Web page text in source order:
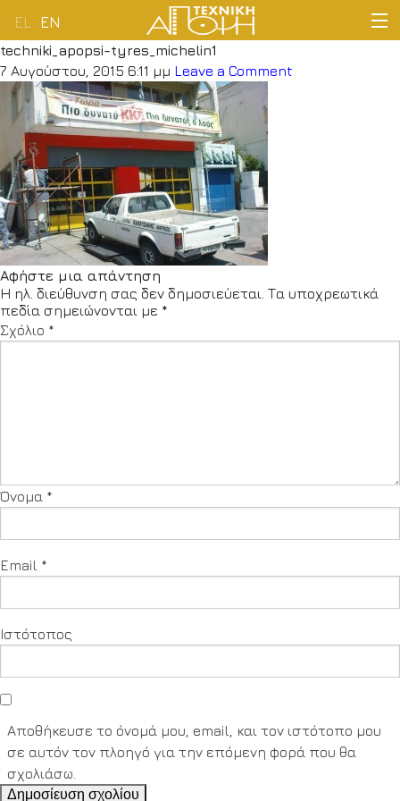
EL EN
ΑΡΧΙΚΗ
ΕΤΑΙΡΕΙΑ
ΔΡΑΣΤΗΡΙΟΤΗΤΕΣ
ΠΕΛΑΤΟΛΟΓΙΟ
ΝΕΑ
ΕΠΙΚΟΙΝΩΝΙΑ
techniki_apopsi-tyres_michelin1
7 Αυγούστου, 2015 6:11 μμ Leave a Comment
Αφήστε μια απάντηση
Η ηλ. διεύθυνση σας δεν δημοσιεύεται. Τα υποχρεωτικά
πεδία σημειώνονται με *
Σχόλιο *
Όνομα *
Email *
Ιστότοπος
Αποθήκευσε το όνομά μου, email, και τον ιστότοπο μου
σε αυτόν τον πλοηγό για την επόμενη φορά που θα
σχολιάσω.